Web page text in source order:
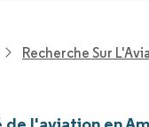
Recherche Sur